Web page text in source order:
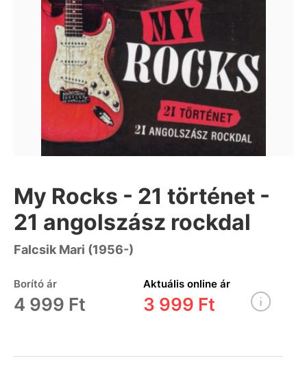
My Rocks - 21 történet -
21 angolszász rockdal
Falcsik Mari (1956-)
Borító ár
4 999 Ft
Aktuális online ár
3 999 Ft